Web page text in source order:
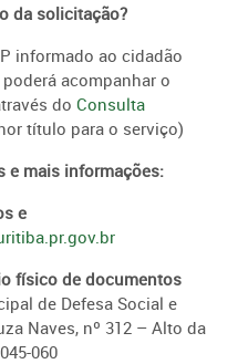
da solicitação?
informado ao cidadão
acompanhar o
do Consulta
título para o serviço)
e mais informações:
e
físico de documentos
de Defesa Social e
Naves, nº 312 – Alto da
060